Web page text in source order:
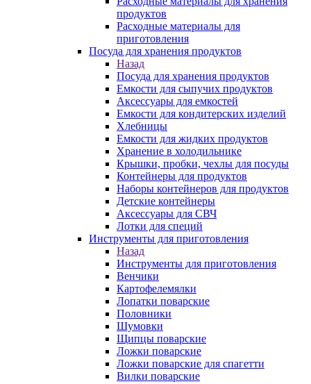
продуктов
Расходные материалы для
приготовления
Посуда для хранения продуктов
Назад
Посуда для хранения продуктов
Емкости для сыпучих продуктов
Аксессуары для емкостей
Емкости для кондитерских изделий
Хлебницы
Емкости для жидких продуктов
Хранение в холодильнике
Крышки, пробки, чехлы для посуды
Контейнеры для продуктов
Наборы контейнеров для продуктов
Детские контейнеры
Аксессуары для СВЧ
Лотки для специй
Инструменты для приготовления
Назад
Инструменты для приготовления
Венчики
Картофелемялки
Лопатки поварские
Половники
Шумовки
Щипцы поварские
Ложки поварские
Ложки поварские для спагетти
Вилки поварские